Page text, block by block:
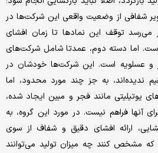
شفافی از وضعیت واقعی این شرکت‌ها در
می‌رسد توقف این نمادها تا زمان افشای
اما دسته دوم، عمدتا شامل شرکت‌های
و عسلویه است. این شرکت‌ها خودشان در
ندیده‌اند، به جز چند مورد محدود، اما
یوتیلیتی مانند فجر و مبین ایجاد شده،
آنها فراهم نیست. در مورد این گروه، به
ارائه افشای دقیق و شفاف از سوی
مشخص کنند چه میزان تولید می‌توانند